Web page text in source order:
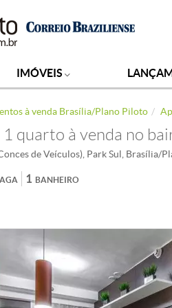
IMÓVEIS
à venda Brasília/Plano Piloto
quarto à venda no
de Veículos), Park Sul, Brasília/
BANHEIRO
1